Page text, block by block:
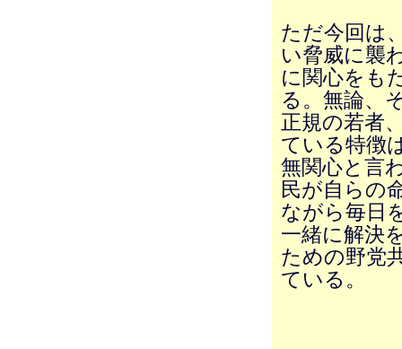
ただ今回は
い脅威に襲
に関心をも
る。無論、
正規の若者
ている特徴
無関心と言
民が自らの
ながら毎日
一緒に解決
ための野党
ている。